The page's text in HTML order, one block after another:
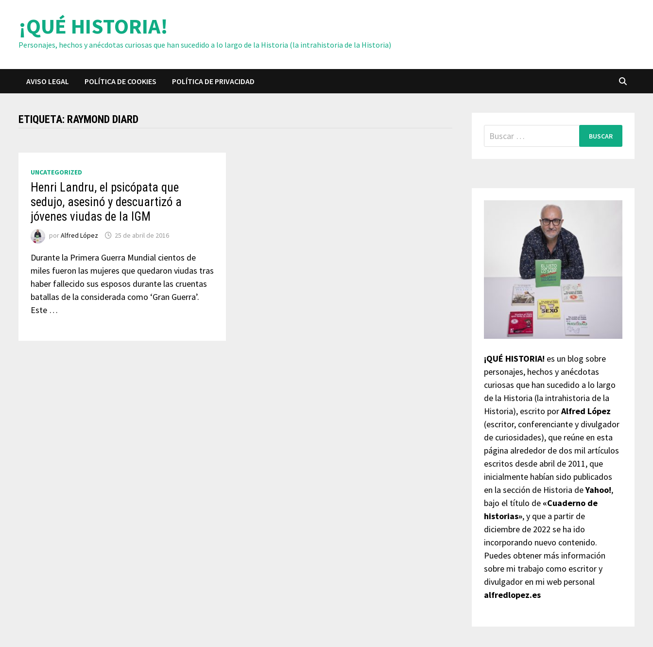
contenido¡QUÉ HISTORIA!
Personajes, hechos y anécdotas curiosas que han sucedido a lo largo de la Historia (la intrahistoria de la Historia)
AVISO LEGAL POLÍTICA DE COOKIES POLÍTICA DE PRIVACIDAD
ETIQUETA: RAYMOND DIARD
UNCATEGORIZED
Henri Landru, el psicópata que
sedujo, asesinó y descuartizó a
jóvenes viudas de la IGM
porAlfred López 25 de abril de 2016
Durante la Primera Guerra Mundial cientos de
miles fueron las mujeres que quedaron viudas tras
haber fallecido sus esposos durante las cruentas
batallas de la considerada como ‘Gran Guerra’.
Este …
Buscar:
¡QUÉ HISTORIA! es un blog sobre
personajes, hechos y anécdotas
curiosas que han sucedido a lo largo
de la Historia (la intrahistoria de la
Historia), escrito porAlfred López
(escritor, conferenciante y divulgador
de curiosidades), que reúne en esta
página alrededor de dos mil artículos
escritos desde abril de 2011, que
inicialmente habían sido publicados
en la sección de Historia deYahoo!,
bajo el título de «Cuaderno de
historias», y que a partir de
diciembre de 2022 se ha ido
incorporando nuevo contenido.
Puedes obtener más información
sobre mi trabajo como escritor y
divulgador en mi web personal
alfredlopez.es